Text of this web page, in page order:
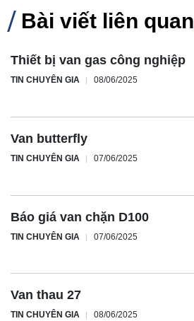
Bài viết liên quan
Thiết bị van gas công nghiệp
TIN CHUYÊN GIA 08/06/2025
Van butterfly
TIN CHUYÊN GIA 07/06/2025
Báo giá van chặn D100
TIN CHUYÊN GIA 07/06/2025
Van thau 27
TIN CHUYÊN GIA 08/06/2025